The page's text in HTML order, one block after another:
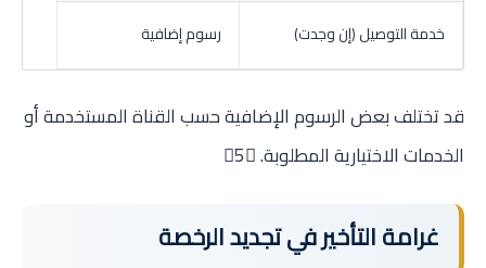
خدمة التوصيل (إن وجدت) رسوم إضافية
قد تختلف بعض الرسوم الإضافية حسب القناة المستخدمة أو
الخدمات الاختيارية المطلوبة. 5
غرامة التأخير في تجديد الرخصة